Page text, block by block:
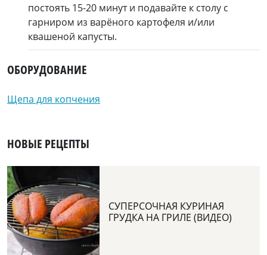
ОБОРУДОВАНИЕ
Щепа для копчения
НОВЫЕ РЕЦЕПТЫ
СУПЕРСОЧНАЯ КУРИНАЯ
ГРУДКА НА ГРИЛЕ (ВИДЕО)
постоять 15-20 минут и подавайте к столу с
гарниром из варёного картофеля и/или
квашеной капусты.